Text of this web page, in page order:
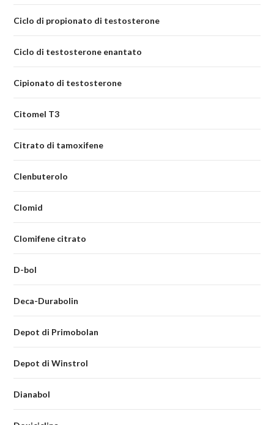
Ciclo di propionato di testosterone
Ciclo di testosterone enantato
Cipionato di testosterone
Citomel T3
Citrato di tamoxifene
Clenbuterolo
Clomid
Clomifene citrato
D-bol
Deca-Durabolin
Depot di Primobolan
Depot di Winstrol
Dianabol